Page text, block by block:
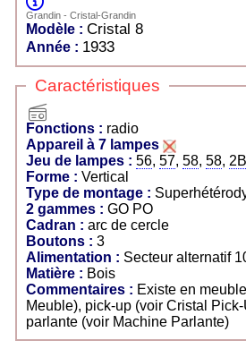
Grandin - Cristal-Grandin
Modèle : Cristal 8
Année : 1933
Caractéristiques
Fonctions : radio
Appareil à 7 lampes
Jeu de lampes : 56, 57, 58, 58,
Forme : Vertical
Type de montage :
2 gammes :
GO PO
Cadran : arc de cercle
Boutons : 3
Alimentation : Secteur alternatif
Matière : Bois
Commentaires : Existe en
Meuble), pick-up (voir Cristal
parlante (voir Machine Parlante)